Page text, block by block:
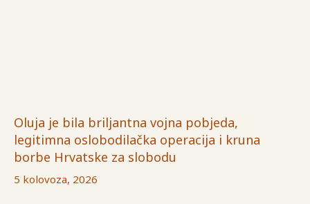
Oluja je bila briljantna vojna pobjeda,
legitimna oslobodilačka operacija i kruna
borbe Hrvatske za slobodu
5 kolovoza, 2026